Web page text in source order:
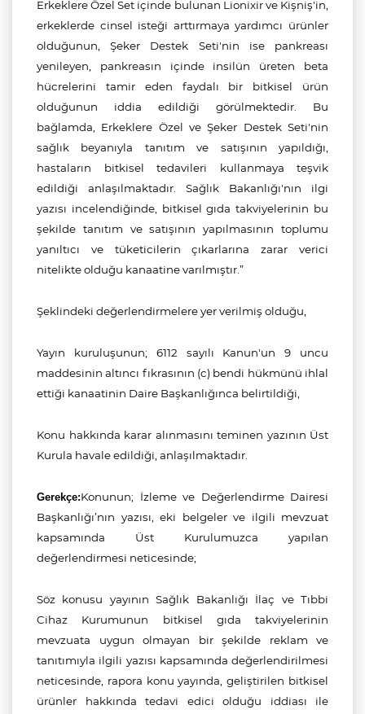
Erkeklere Özel Set içinde bulunan Lionixir ve Kişniş'in,
erkeklerde cinsel isteği arttırmaya yardımcı ürünler
olduğunun, Şeker Destek Seti'nin ise pankreası
yenileyen, pankreasın içinde insilün üreten beta
hücrelerini tamir eden faydalı bir bitkisel ürün
olduğunun iddia edildiği görülmektedir. Bu
bağlamda, Erkeklere Özel ve Şeker Destek Seti'nin
sağlık beyanıyla tanıtım ve satışının yapıldığı,
hastaların bitkisel tedavileri kullanmaya teşvik
edildiği anlaşılmaktadır. Sağlık Bakanlığı'nın ilgi
yazısı incelendiğinde, bitkisel gıda takviyelerinin bu
şekilde tanıtım ve satışının yapılmasının toplumu
yanıltıcı ve tüketicilerin çıkarlarına zarar verici
nitelikte olduğu kanaatine varılmıştır.”
Şeklindeki değerlendirmelere yer verilmiş olduğu,
Yayın kuruluşunun; 6112 sayılı Kanun'un 9 uncu
maddesinin altıncı fıkrasının (c) bendi hükmünü ihlal
ettiği kanaatinin Daire Başkanlığınca belirtildiği,
Konu hakkında karar alınmasını teminen yazının Üst
Kurula havale edildiği, anlaşılmaktadır.
Gerekçe:Konunun; İzleme ve Değerlendirme Dairesi
Başkanlığı’nın yazısı, eki belgeler ve ilgili mevzuat
kapsamında Üst Kurulumuzca yapılan
değerlendirmesi neticesinde;
Söz konusu yayınınSağlık Bakanlığı İlaç ve Tıbbi
Cihaz Kurumunun bitkisel gıda takviyelerinin
mevzuata uygun olmayan bir şekilde reklam ve
tanıtımıyla ilgili yazısı kapsamında değerlendirilmesi
neticesinde, rapora konu yayında, geliştirilen bitkisel
ürünler hakkında tedavi edici olduğu iddiası ile